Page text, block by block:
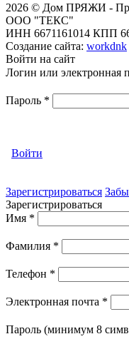
2026 © Дом ПРЯЖИ -
ООО "ТЕКС"
ИНН 6671161014 КПП
Создание сайта: workdnk
Войти на сайт
Логин или электронная
Пароль *
Войти
Зарегистрироваться
Зарегистрироваться
Имя *
Фамилия *
Телефон *
Электронная почта *
Пароль (минимум 8